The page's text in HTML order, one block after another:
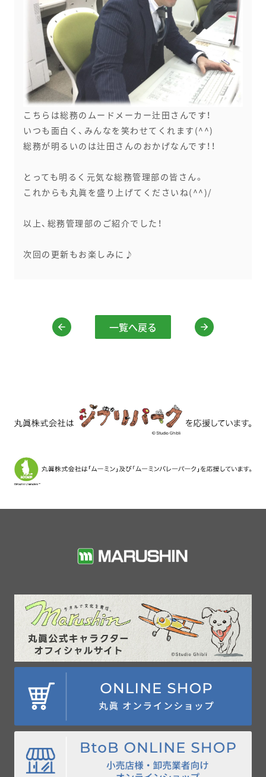
こちらは総務のムードメーカー辻田さんです！
いつも面白く、みんなを笑わせてくれます(^^)
総務が明るいのは辻田さんのおかげなんです！！
とっても明るく元気な総務管理部の皆さん。
これからも丸眞を盛り上げてくださいね(^^)/
以上、総務管理部のご紹介でした！
次回の更新もお楽しみに♪
一覧へ戻る